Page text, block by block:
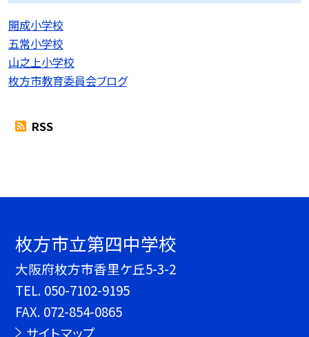
開成小学校
五常小学校
山之上小学校
枚方市教育委員会ブログ
RSS
枚方市立第四中学校
大阪府枚方市香里ケ丘5-3-2
TEL. 050-7102-9195
FAX. 072-854-0865
サイトマップ